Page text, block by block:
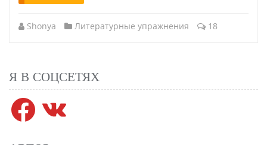
Shonya Литературные упражнения 18
Я В СОЦСЕТЯХ
Facebook